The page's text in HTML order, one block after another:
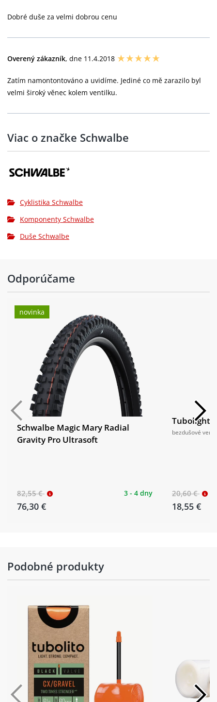
Dobré duše za velmi dobrou cenu
Overený zákazník, dne 11.4.2018
Zatím namontontováno a uvidíme. Jediné co mě zarazilo byl
velmi široký věnec kolem ventilku.
Viac o značke Schwalbe
Cyklistika Schwalbe
Komponenty Schwalbe
Duše Schwalbe
Odporúčame
novinka
Schwalbe Magic Mary Radial
Gravity Pro Ultrasoft
82,55 €
76,30 €
3 - 4 dny
Tubolight
bezdušové
20,60 €
18,55 €
Podobné produkty